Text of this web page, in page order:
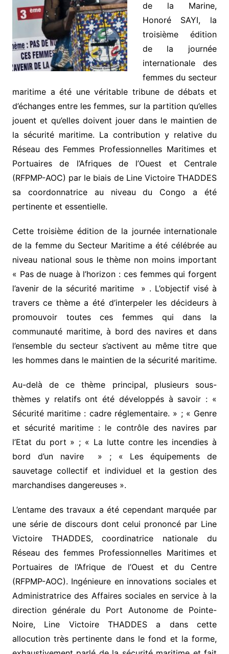
de la Marine,
Honoré SAYI, la
troisième édition
de la journée
internationale des
femmes du secteur
maritime a été une véritable tribune de débats et
d’échanges entre les femmes, sur la partition qu’elles
jouent et qu’elles doivent jouer dans le maintien de
la sécurité maritime. La contribution y relative du
Réseau des Femmes Professionnelles Maritimes et
Portuaires de l’Afriques de l’Ouest et Centrale
(RFPMP-AOC) par le biais de Line Victoire THADDES
sa coordonnatrice au niveau du Congo a été
pertinente et essentielle.
Cette troisième édition de la journée internationale
de la femme du Secteur Maritime a été célébrée au
niveau national sous le thème non moins important
« Pas de nuage à l’horizon : ces femmes qui forgent
l’avenir de la sécurité maritime » . L’objectif visé à
travers ce thème a été d’interpeler les décideurs à
promouvoir toutes ces femmes qui dans la
communauté maritime, à bord des navires et dans
l’ensemble du secteur s’activent au même titre que
les hommes dans le maintien de la sécurité maritime.
Au-delà de ce thème principal, plusieurs sous-
thèmes y relatifs ont été développés à savoir : «
Sécurité maritime : cadre réglementaire. » ; « Genre
et sécurité maritime : le contrôle des navires par
l’Etat du port » ; « La lutte contre les incendies à
bord d’un navire » ; « Les équipements de
sauvetage collectif et individuel et la gestion des
marchandises dangereuses ».
L’entame des travaux a été cependant marquée par
une série de discours dont celui prononcé par Line
Victoire THADDES, coordinatrice nationale du
Réseau des femmes Professionnelles Maritimes et
Portuaires de l’Afrique de l’Ouest et du Centre
(RFPMP-AOC). Ingénieure en innovations sociales et
Administratrice des Affaires sociales en service à la
direction générale du Port Autonome de Pointe-
Noire, Line Victoire THADDES a dans cette
allocution très pertinente dans le fond et la forme,